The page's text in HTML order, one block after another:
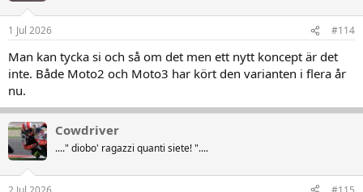
"At present, Moto3 bikes use 250cc single-cylinder engines supplied by
KTM or Honda, capped at €60,000 for six units under current
regulations. Chassis are limited to €85,000. Those figures are
considered excessive, and the simplified technical concept behind the
new bikes is expected to reduce costs substantially.
1 Jul 2026 #114
Man kan tycka si och så om det men ett nytt koncept är det
inte. Både Moto2 och Moto3 har kört den varianten i flera år
nu.
Cowdriver
...." diobo' ragazzi quanti siete! "....